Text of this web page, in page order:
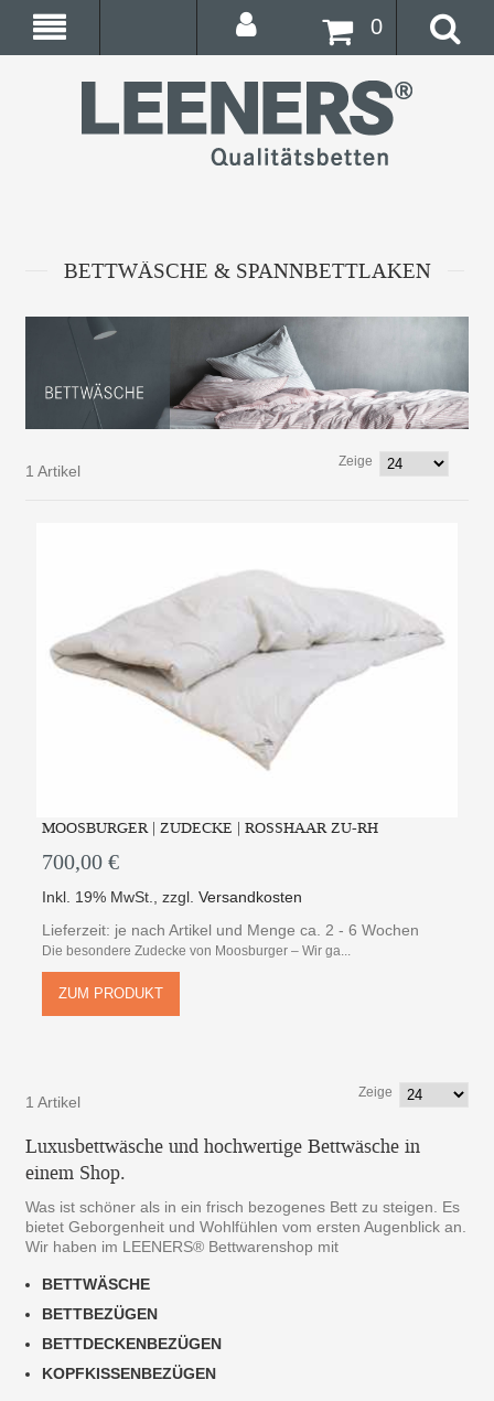
0
BETTWÄSCHE & SPANNBETTLAKEN
1 Artikel
Zeige
MOOSBURGER | ZUDECKE | ROSSHAAR ZU-RH
700,00 €
Inkl. 19% MwSt. ,zzgl.Versandkosten
Lieferzeit: je nach Artikel und Menge ca. 2 - 6 Wochen
Die besondere Zudecke von Moosburger – Wir ga...
ZUM PRODUKT
1 Artikel
Zeige
Luxusbettwäsche und hochwertige Bettwäsche in
einem Shop.
Was ist schöner als in ein frisch bezogenes Bett zu steigen. Es
bietet Geborgenheit und Wohlfühlen vom ersten Augenblick an.
Wir haben im LEENERS® Bettwarenshop mit
BETTWÄSCHE
BETTBEZÜGEN
BETTDECKENBEZÜGEN
KOPFKISSENBEZÜGEN